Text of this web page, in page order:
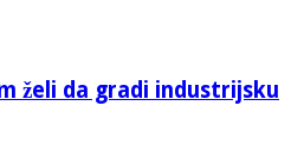
želi da gradi industrijsku